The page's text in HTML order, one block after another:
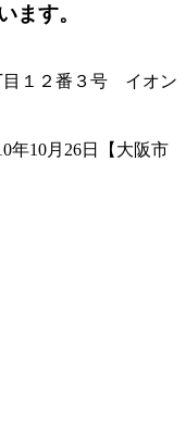
ます。
目１２番３号 イオン
年10月26日【大阪市